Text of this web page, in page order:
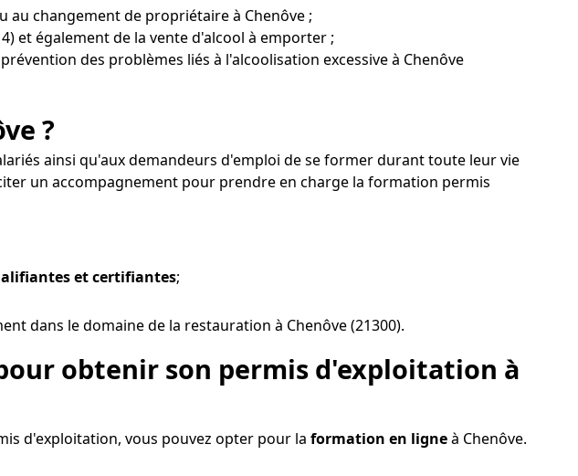
changement de propriétaire à Chenôve ;
et également de la vente d'alcool à emporter ;
des problèmes liés à l'alcoolisation excessive à Chenôve
?
ainsi qu'aux demandeurs d'emploi de se former durant toute leur vie
un accompagnement pour prendre en charge la formation permis
et certifiantes;
dans le domaine de la restauration à Chenôve (21300).
obtenir son permis d'exploitation à
d'exploitation, vous pouvez opter pour la formation en ligneà Chenôve.